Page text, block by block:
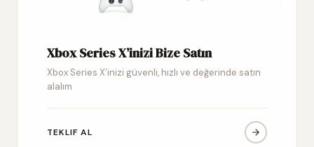
Xbox Series X’inizi Bize Satın
Xbox Series X’inizi güvenli, hızlı ve değerinde satın
alalım
TEKLIF AL